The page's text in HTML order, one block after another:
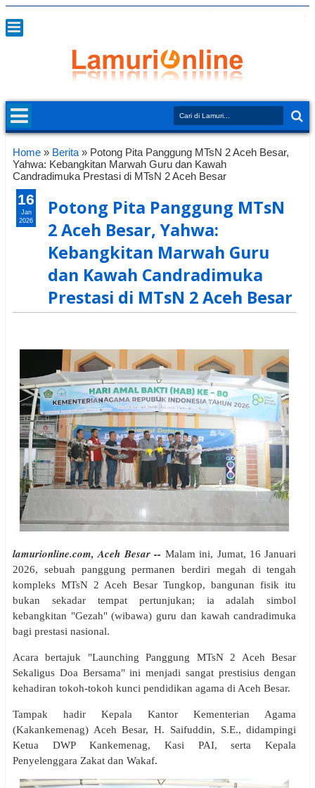
Home » Berita » Potong Pita Panggung MTsN 2 Aceh Besar,
Yahwa: Kebangkitan Marwah Guru dan Kawah
Candradimuka Prestasi di MTsN 2 Aceh Besar
Potong Pita Panggung MTsN
2 Aceh Besar, Yahwa:
Kebangkitan Marwah Guru
dan Kawah Candradimuka
Prestasi di MTsN 2 Aceh Besar
lamurionline.com, Aceh Besar -- Malam ini, Jumat, 16 Januari
2026, sebuah panggung permanen berdiri megah di tengah
kompleks MTsN 2 Aceh Besar Tungkop, bangunan fisik itu
bukan sekadar tempat pertunjukan; ia adalah simbol
kebangkitan "Gezah" (wibawa) guru dan kawah candradimuka
bagi prestasi nasional.
Acara bertajuk "Launching Panggung MTsN 2 Aceh Besar
Sekaligus Doa Bersama" ini menjadi sangat prestisius dengan
kehadiran tokoh-tokoh kunci pendidikan agama di Aceh Besar.
Tampak hadir Kepala Kantor Kementerian Agama
(Kakankemenag) Aceh Besar, H. Saifuddin, S.E., didampingi
Ketua DWP Kankemenag, Kasi PAI, serta Kepala
Penyelenggara Zakat dan Wakaf.
16
Jan
2026